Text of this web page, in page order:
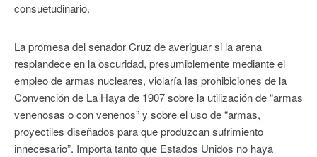
consuetudinario.
La promesa del senador Cruz de averiguar si la arena
resplandece en la oscuridad, presumiblemente mediante el
empleo de armas nucleares, violaría las prohibiciones de la
Convención de La Haya de 1907 sobre la utilización de “armas
venenosas o con venenos” y sobre el uso de “armas,
proyectiles diseñados para que produzcan sufrimiento
innecesario”. Importa tanto que Estados Unidos no haya